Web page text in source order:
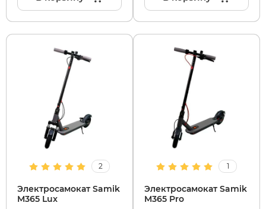
Xiaomi
xDevice
Сянчу
2
Электросамокат Samik
M365 Lux
1
Электросамокат Samik
M365 Pro